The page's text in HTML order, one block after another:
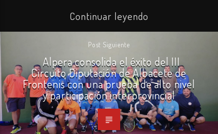
Continuar leyendo
Post Siguiente
Alpera consolida el éxito del III
Circuito Diputación de Albacete de
Frontenis con una prueba de alto nivel
y participación interprovincial